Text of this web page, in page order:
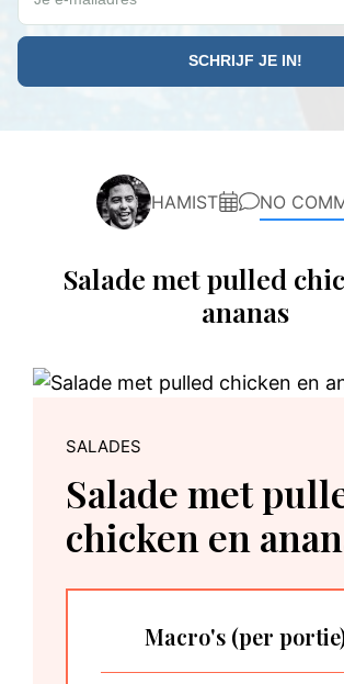
HAMIST NO
Salade met pulled
ananas
SALADES
Salade met
chicken en
Macro's (per